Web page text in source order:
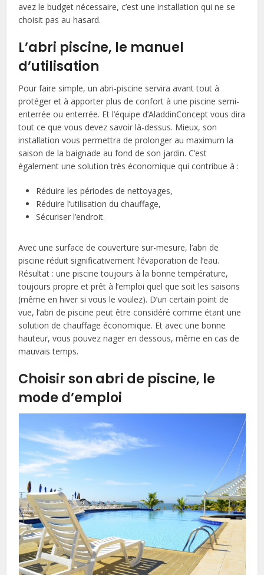
avez le budget nécessaire, c’est une installation qui ne se
choisit pas au hasard.
L’abri piscine, le manuel
d’utilisation
Pour faire simple, un abri-piscine servira avant tout à
protéger et à apporter plus de confort à une piscine semi-
enterrée ou enterrée. Et l’équipe d’AladdinConcept vous dira
tout ce que vous devez savoir là-dessus. Mieux, son
installation vous permettra de prolonger au maximum la
saison de la baignade au fond de son jardin. C’est
également une solution très économique qui contribue à :
Réduire les périodes de nettoyages,
Réduire l’utilisation du chauffage,
Sécuriser l’endroit.
Avec une surface de couverture sur-mesure, l’abri de
piscine réduit significativement l’évaporation de l’eau.
Résultat : une piscine toujours à la bonne température,
toujours propre et prêt à l’emploi quel que soit les saisons
(même en hiver si vous le voulez). D’un certain point de
vue, l’abri de piscine peut être considéré comme étant une
solution de chauffage économique. Et avec une bonne
hauteur, vous pouvez nager en dessous, même en cas de
mauvais temps.
Choisir son abri de piscine, le
mode d’emploi